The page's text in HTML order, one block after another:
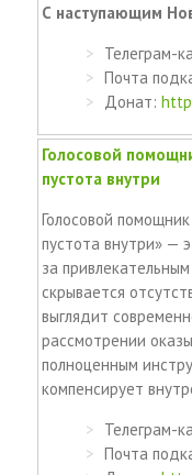
С наступающим
Телеграм-
Почта
Донат:
Голосовой
пустота внутри
Голосовой
пустота внутри» —
за
скрывается
выглядит
рассмотрении
полноценным
компенсирует
Телеграм-
Почта